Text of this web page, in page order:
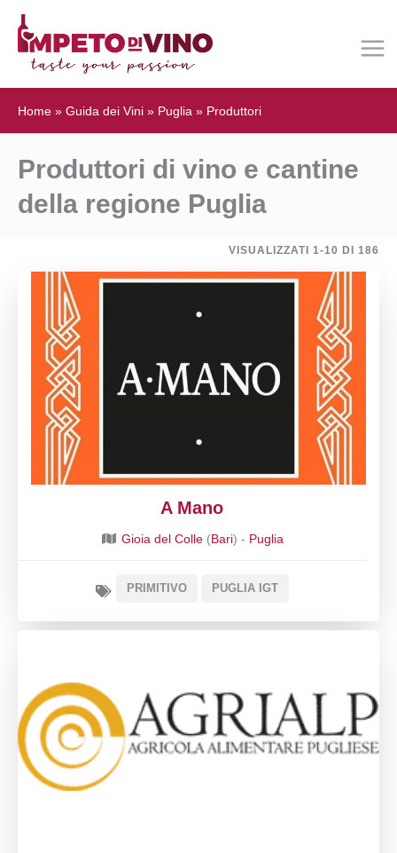
Home » Guida dei Vini » Puglia » Produttori
Produttori di vino e cantine
della regione Puglia
VISUALIZZATI 1-10 DI 186
A Mano
Gioia del Colle (Bari) - Puglia
PRIMITIVO PUGLIA IGT